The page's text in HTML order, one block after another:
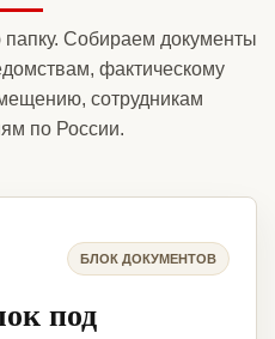
Собираем документы
фактическому
сотрудникам
по России.
БЛОК ДОКУМЕНТОВ
под